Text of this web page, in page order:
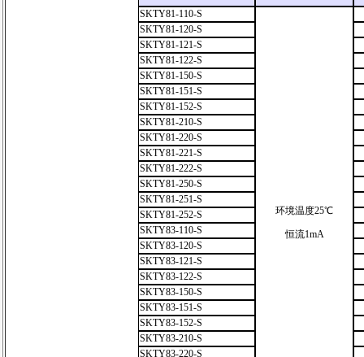
SKTY81-110-S
环境温度25℃
恒流1mA
SKTY81-120-S
SKTY81-121-S
SKTY81-122-S
SKTY81-150-S
SKTY81-151-S
SKTY81-152-S
SKTY81-210-S
SKTY81-220-S
SKTY81-221-S
SKTY81-222-S
SKTY81-250-S
SKTY81-251-S
SKTY81-252-S
SKTY83-110-S
SKTY83-120-S
SKTY83-121-S
SKTY83-122-S
SKTY83-150-S
SKTY83-151-S
SKTY83-152-S
SKTY83-210-S
SKTY83-220-S